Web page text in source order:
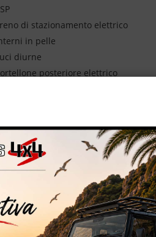
di stazionamento elettrico
in pelle
diurne
posteriore elettrico
Tettuccio apribile
in pelle
94.920 km certificati e garantiti –